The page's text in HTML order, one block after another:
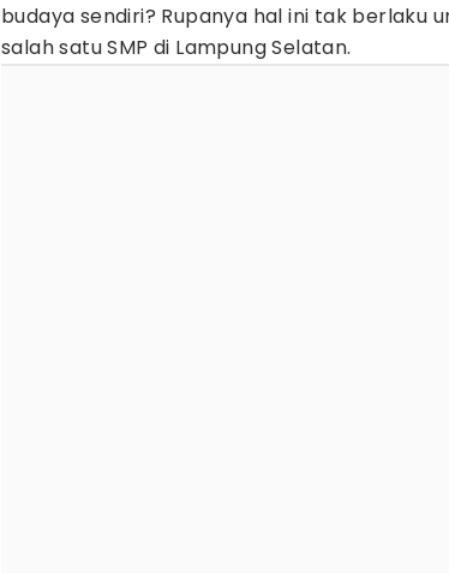
budaya sendiri? Rupanya hal ini tak berlaku
salah satu SMP di Lampung Selatan.